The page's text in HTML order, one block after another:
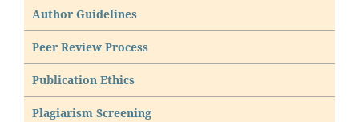
Author Guidelines
Peer Review Process
Publication Ethics
Plagiarism Screening